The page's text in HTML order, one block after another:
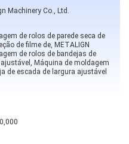
Machinery Co., Ltd.
de rolos de parede seca de
de filme de, METALIGN
de rolos de bandejas de
Máquina de moldagem
de escada de largura ajustável